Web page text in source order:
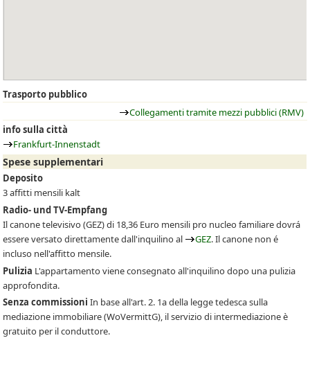
Trasporto pubblico
Collegamenti tramite mezzi pubblici (RMV)
info sulla città
Frankfurt-Innenstadt
Spese supplementari
Deposito
3 affitti mensili kalt
Radio- und TV-Empfang
Il canone televisivo(GEZ)di 18,36 Euro mensili pro nucleo familiare dovrá
essere versato direttamente dall'inquilino al
GEZ. Il canone non é
incluso nell'affitto mensile.
Pulizia L'appartamento viene consegnato all'inquilino dopo una pulizia
approfondita.
Senza commissioni In base all'art. 2. 1a della legge tedesca sulla
mediazione immobiliare (WoVermittG), il servizio di intermediazione è
gratuito per il conduttore.